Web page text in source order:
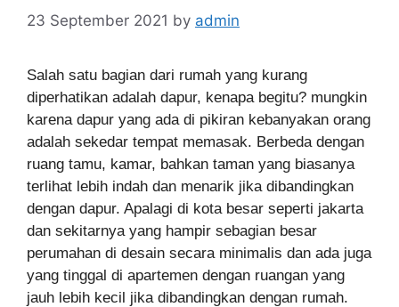
23 September 2021 by admin
Salah satu bagian dari rumah yang kurang
diperhatikan adalah dapur, kenapa begitu? mungkin
karena dapur yang ada di pikiran kebanyakan orang
adalah sekedar tempat memasak. Berbeda dengan
ruang tamu, kamar, bahkan taman yang biasanya
terlihat lebih indah dan menarik jika dibandingkan
dengan dapur. Apalagi di kota besar seperti jakarta
dan sekitarnya yang hampir sebagian besar
perumahan di desain secara minimalis dan ada juga
yang tinggal di apartemen dengan ruangan yang
jauh lebih kecil jika dibandingkan dengan rumah.